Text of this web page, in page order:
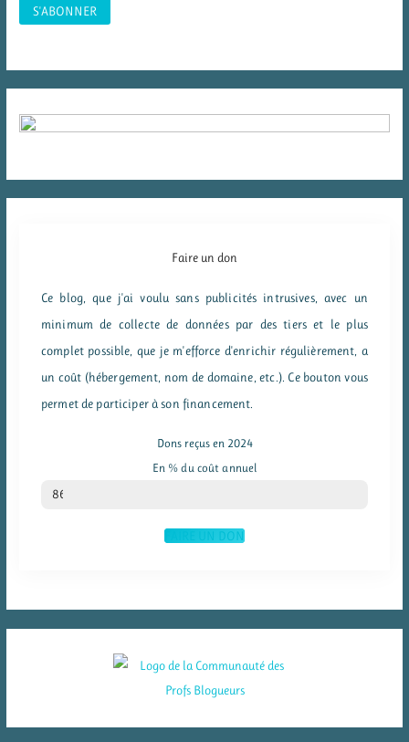
Faire un don
Ce blog, que j'ai voulu sans publicités intrusives, avec un
minimum de collecte de données par des tiers et le plus
complet possible, que je m'efforce d'enrichir régulièrement, a
un coût (hébergement, nom de domaine, etc.). Ce bouton vous
permet de participer à son financement.
Dons reçus en 2024
En % du coût annuel
% du coût annuel
86
FAIRE UN DON